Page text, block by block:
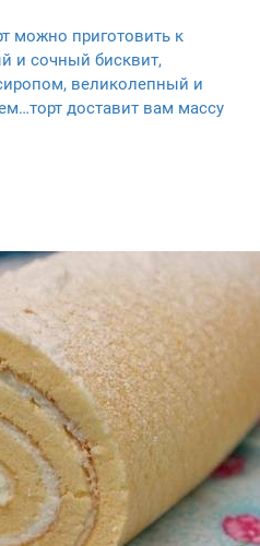
можно приготовить к
и сочный бисквит,
великолепный и
доставит вам массу